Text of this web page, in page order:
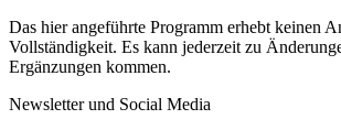
Das hier angeführte Programm erhebt keinen
Vollständigkeit. Es kann jederzeit zu
Ergänzungen kommen.
Newsletter und Social Media